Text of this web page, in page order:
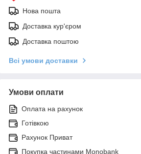
Нова пошта
Доставка кур'єром
Доставка поштою
Всі умови доставки
Умови оплати
Оплата на рахунок
Готівкою
Рахунок Приват
Покупка частинами Monobank